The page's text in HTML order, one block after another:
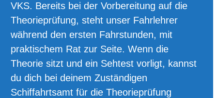
VKS. Bereits bei der Vorbereitung auf die
Theorieprüfung, steht unser Fahrlehrer
während den ersten Fahrstunden, mit
praktischem Rat zur Seite. Wenn die
Theorie sitzt und ein Sehtest vorligt, kannst
du dich bei deinem Zuständigen
Schiffahrtsamt für die Theorieprüfung